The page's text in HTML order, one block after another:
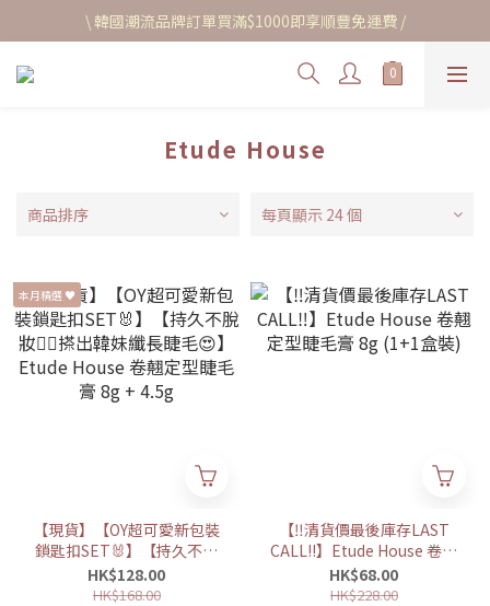
\ 韓國潮流品牌訂單買滿$1000即享順豐免運費 /
Etude House
商品排序 每頁顯示 24 個
本月精選 ♥︎
【現貨】【OY超可愛新包裝
鎖匙扣SET🐰】【持久不脫
妝🙂‍↔️搽出韓妹纖長睫毛
😍】Etude House 卷翹定型
HK$128.00
HK$168.00
【‼️清貨價最後庫存LAST
CALL‼️】Etude House 卷翹
定型睫毛膏 8g (1+1盒裝)
HK$68.00
HK$228.00